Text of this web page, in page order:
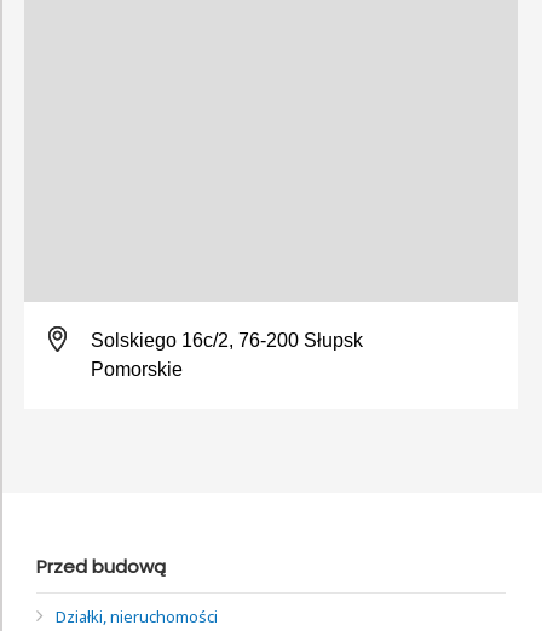
Solskiego 16c/2, 76-200 Słupsk
Pomorskie
Przed budową
Działki, nieruchomości